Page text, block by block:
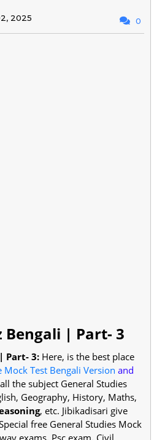
2025 0
Bengali | Part- 3
Part- 3: Here, is the best place
Mock Test Bengali Version and
the subject General Studies
Geography, History, Maths,
, etc. Jibikadisari give
free General Studies Mock